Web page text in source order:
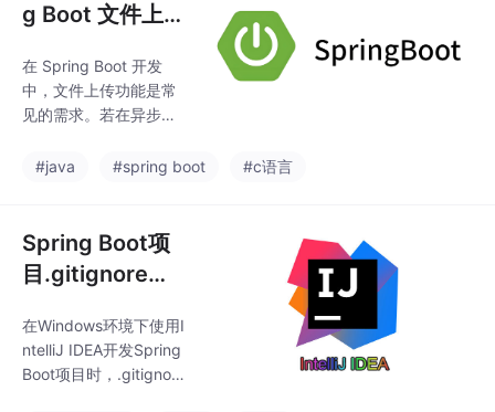
g Boot 文件上传
错 `java.io.Unc
heckedIOExce
delete C:\User
在 Spring Boot 开发
中，文件上传功能是常
见的需求。若在异步任
时文件可能在主线程结
件。接口抽象文件上传
操作。上传的文件默认
存储在操作系统的临时
的。若在异步任务中处
理文件上传，临时文件
可能在主线程结束后被
#java #spring boot #c语言
Spring Boot项
目.gitignore没
在Windows环境下使用I
ntelliJ IDEA开发Spring
Boot项目时，.gitignore